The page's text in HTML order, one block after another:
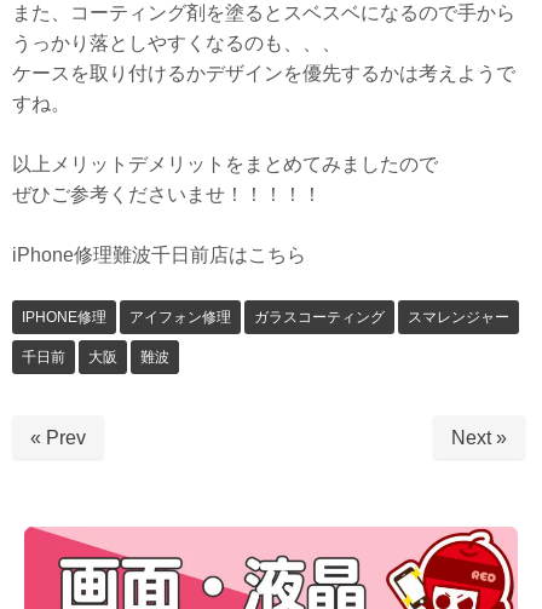
また、コーティング剤を塗るとスベスベになるので手から
うっかり落としやすくなるのも、、、
ケースを取り付けるかデザインを優先するかは考えようで
すね。
以上メリットデメリットをまとめてみましたので
ぜひご参考くださいませ！！！！！
iPhone修理難波千日前店はこちら
IPHONE修理 アイフォン修理 ガラスコーティング スマレンジャー
千日前 大阪 難波
« Prev Next »